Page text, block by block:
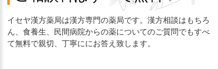
イセヤ漢方薬局は漢方専門の薬局です。漢方相談はもちろ
ん、食養生、民間病院からの薬についてのご質問でもすべ
て無料で親切、丁寧ににお答え致します。